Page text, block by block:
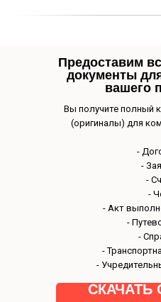
Вы получите полный
(оригиналы) для
-
-
-
-
- Акт
-
-
-
-
СКАЧАТЬ
Предоставим
документы
вашего